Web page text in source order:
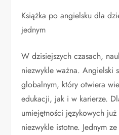
Książka po angielsku dla
jednym
W dzisiejszych czasach,
niezwykle ważna. Angielski
globalnym, który otwiera
edukacji, jak i w karierze.
umiejętności językowych
niezwykle istotne. Jednym